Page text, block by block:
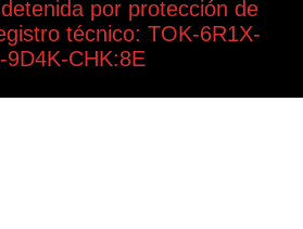
por protección de
técnico: TOK-6R1X-
9D4K-CHK:8E